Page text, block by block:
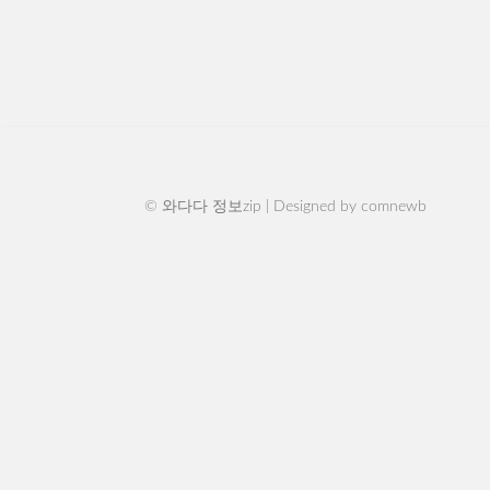
© 와다다 정보zip | Designed by comnewb